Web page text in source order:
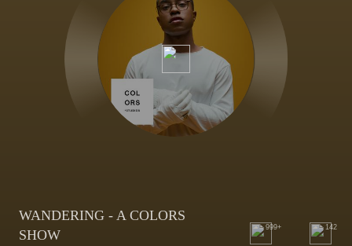
WANDERING - A COLORS
SHOW
999+ 142